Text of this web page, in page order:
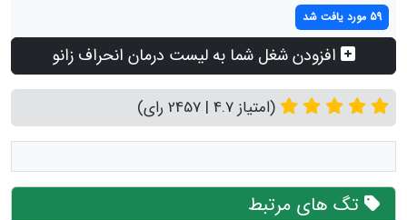
59 مورد یافت شد
افزودن شغل شما به لیست درمان انحراف زانو
(امتیاز 4.7 | 2457 رای)
تگ های مرتبط